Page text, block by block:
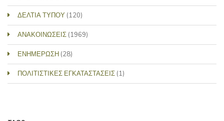
ΔΕΛΤΙΑ ΤΥΠΟΥ (120)
ΑΝΑΚΟΙΝΩΣΕΙΣ (1969)
ΕΝΗΜΕΡΩΣΗ (28)
ΠΟΛΙΤΙΣΤΙΚΕΣ ΕΓΚΑΤΑΣΤΑΣΕΙΣ (1)